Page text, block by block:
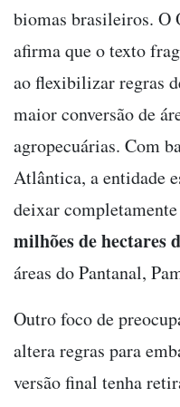
biomas brasileiros. O
afirma que o texto
ao flexibilizar regras
maior conversão de
agropecuárias. Com
Atlântica, a entidade
deixar
milhões de hectares
áreas do Pantanal,
Outro foco de
altera regras para
versão final tenha